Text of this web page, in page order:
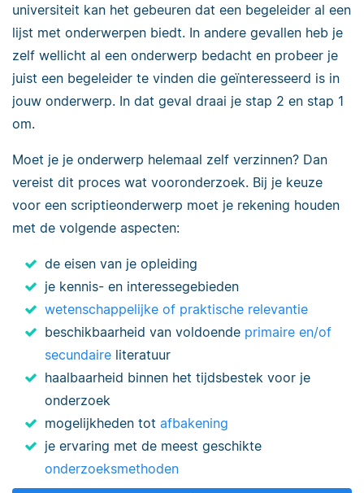
universiteit kan het gebeuren dat een begeleider al een
lijst met onderwerpen biedt. In andere gevallen heb je
zelf wellicht al een onderwerp bedacht en probeer je
juist een begeleider te vinden die geïnteresseerd is in
jouw onderwerp. In dat geval draai je stap 2 en stap 1
om.
Moet je je onderwerp helemaal zelf verzinnen? Dan
vereist dit proces wat vooronderzoek. Bij je keuze
voor een scriptieonderwerp moet je rekening houden
met de volgende aspecten:
de eisen van je opleiding
je kennis- en interessegebieden
wetenschappelijke of praktische relevantie
beschikbaarheid van voldoende primaire en/of
secundaire literatuur
haalbaarheid binnen het tijdsbestek voor je
onderzoek
mogelijkheden tot afbakening
je ervaring met de meest geschikte
onderzoeksmethoden